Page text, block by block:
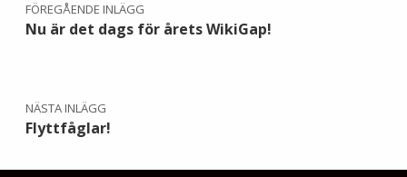
FÖREGÅENDE INLÄGG
Nu är det dags för årets WikiGap!
NÄSTA INLÄGG
Flyttfåglar!